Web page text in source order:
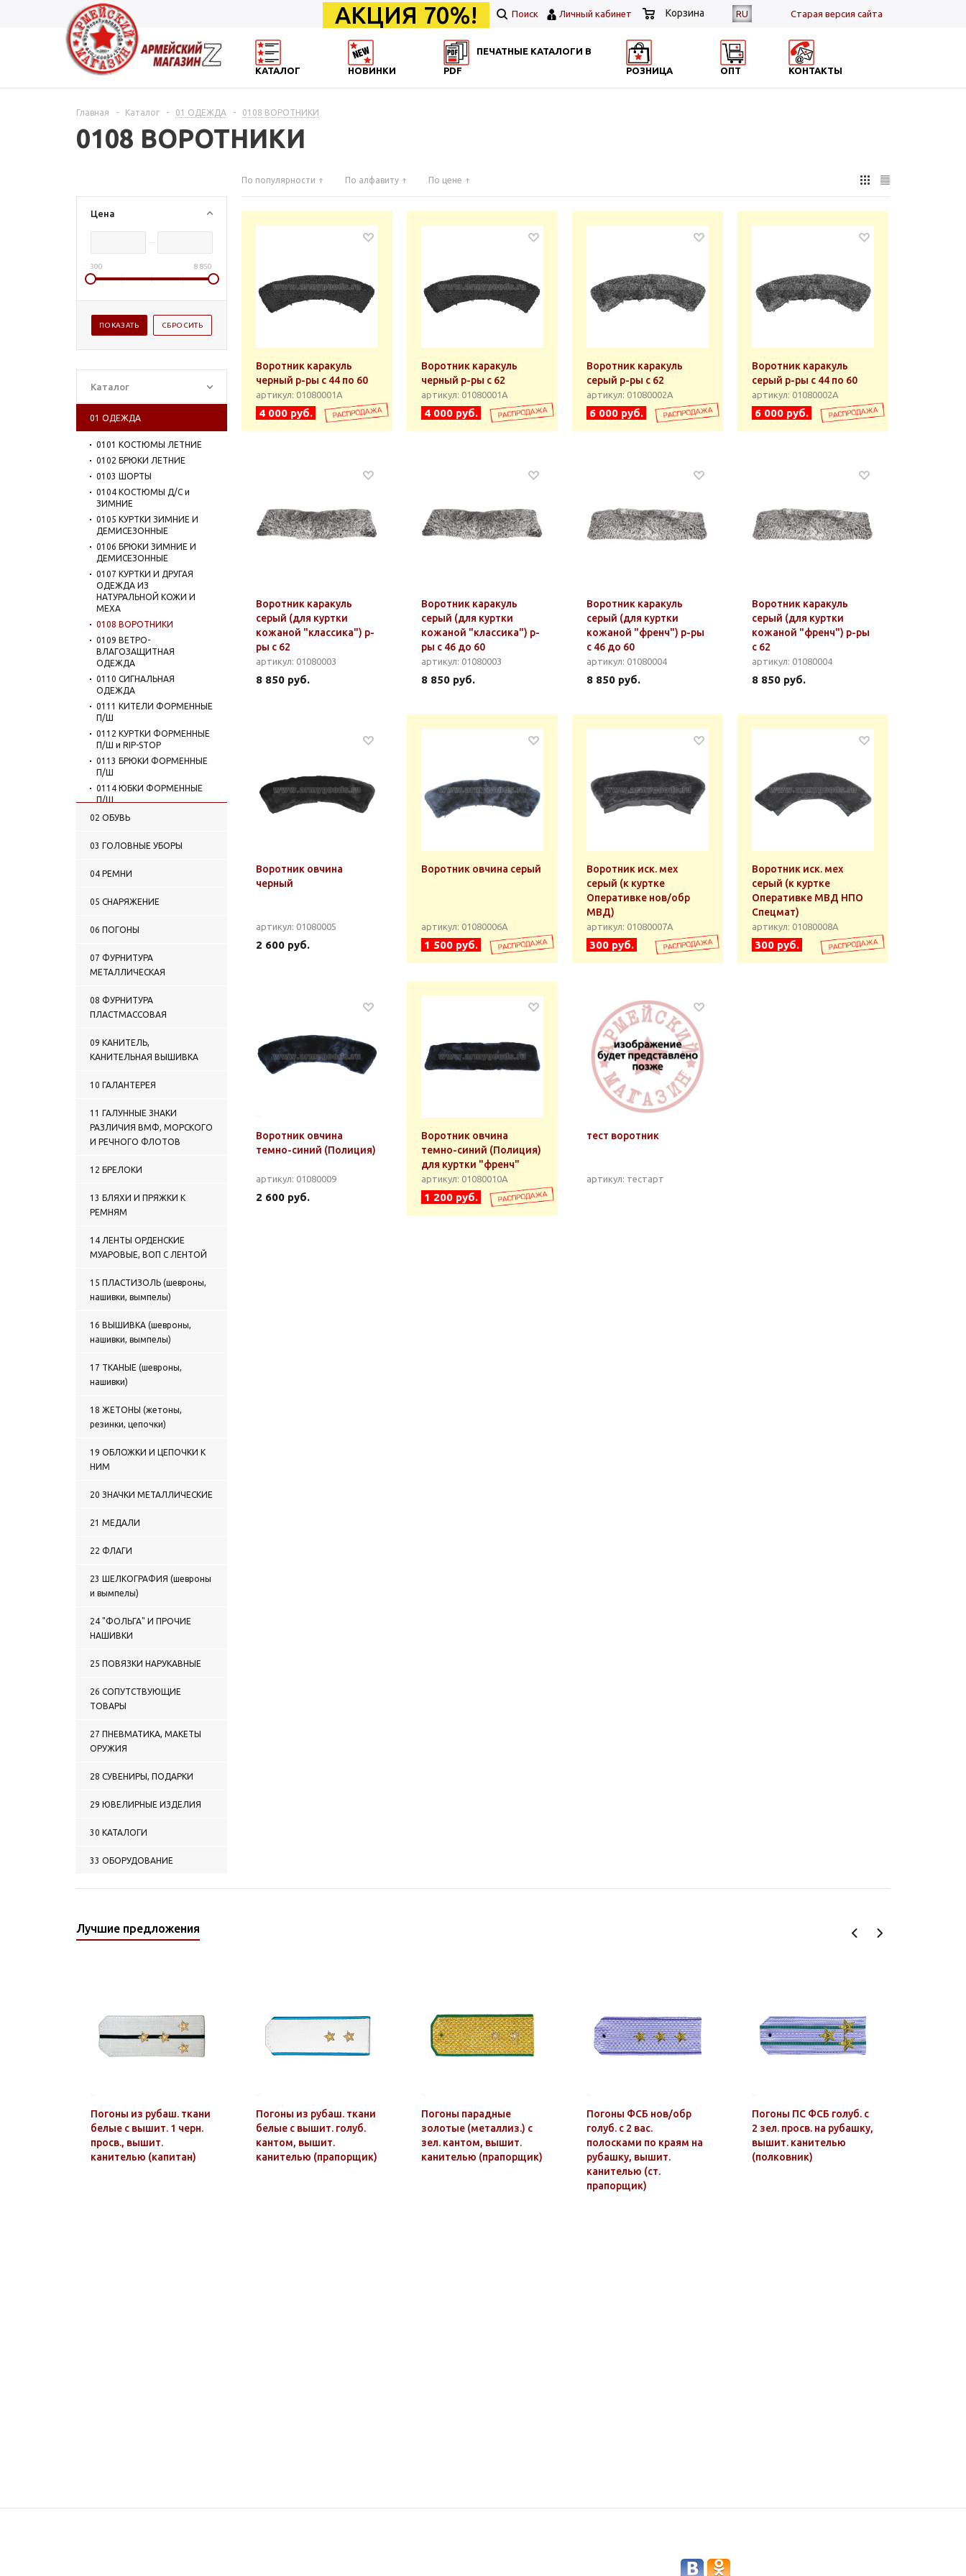
RU Cтарая версия сайта
АКЦИЯ 70%! Поиск Личный кабинет Корзина
КАТАЛОГ НОВИНКИ
ПЕЧАТНЫЕ КАТАЛОГИ В
PDF
РОЗНИЦА ОПТ КОНТАКТЫ
Главная - Каталог - 01 ОДЕЖДА - 0108 ВОРОТНИКИ
0108 ВОРОТНИКИ
Цена
300 8 850
Каталог
01 ОДЕЖДА
0101 КОСТЮМЫ ЛЕТНИЕ
0102 БРЮКИ ЛЕТНИЕ
0103 ШОРТЫ
0104 КОСТЮМЫ Д/С и
ЗИМНИЕ
0105 КУРТКИ ЗИМНИЕ И
ДЕМИСЕЗОННЫЕ
0106 БРЮКИ ЗИМНИЕ И
ДЕМИСЕЗОННЫЕ
0107 КУРТКИ И ДРУГАЯ
ОДЕЖДА ИЗ
НАТУРАЛЬНОЙ КОЖИ И
МЕХА
0108 ВОРОТНИКИ
0109 ВЕТРО-
ВЛАГОЗАЩИТНАЯ
ОДЕЖДА
0110 СИГНАЛЬНАЯ
ОДЕЖДА
0111 КИТЕЛИ ФОРМЕННЫЕ
П/Ш
0112 КУРТКИ ФОРМЕННЫЕ
П/Ш и RIP-STOP
0113 БРЮКИ ФОРМЕННЫЕ
П/Ш
0114 ЮБКИ ФОРМЕННЫЕ
П/Ш
0115 КОСТЮМЫ
0116 ПЛАТЬЯ ФОРМЕННЫЕ
РЕКОНСТРУКЦИЙ И
0118 ФОРМЕНКИ
0119 РУБАШКИ МУЖСКИЕ
0121 ГАЛСТУКИ-РЕГАТЫ
ПРОСТЫЕ
ВЫШИТЫЕ
0123 ГАЛСТУКИ-
0124 ГАЛСТУКИ-
САМОВЯЗЫ ФОРМЕННЫЕ С
0125 ГАЛСТУКИ ЖЕНСКИЕ
0128 БЕЛЬЕ ЛЕТНЕЕ
0130 БЕЛЬЕ ЖЕНСКОЕ
КАМУФЛИРОВАННЫЕ и
0133 ТЕЛЬНЯШКИ ЛЕТНИЕ
0134 ФУФАЙКИ ЛЕТНИЕ
РУБАШКИ ПОЛО
0136 ТРУСЫ С ВЫШИТЫМ
0137 МАЙКИ С РИСУНКОМ,
НАНЕСЕННЫМ КРАСКОЙ
С ВЫШИТЫМ РИСУНКОМ
0139 ФУТБОЛКИ С
НАДПИСЬЮ КРАСКОЙ
0140 ФУТБОЛКИ С
ПОЛНОЦВЕТНЫМ
ИЗОБРАЖЕНИЕМ,
0141 ФУТБОЛКИ С
ВЫШИВКОЙ НА ГРУДИ
ВЫШИВКОЙ НА ГРУДИ и НА
0143 БЕЛЬЕ ЗИМНЕЕ
0145 ТЕЛЬНЯШКИ ЗИМНИЕ
0147 СВИТЕРЫ, ЖИЛЕТЫ
ВЯЗАНЫЕ
СПОРТИВНАЯ
0149 ФЛИСОВАЯ ОДЕЖДА
0152 ШАРФЫ ПРОЧИЕ
(ШЕЛК ПОЛИЭФИРНЫЙ)
0157 ПЕРЧАТКИ КОЖАНЫЕ
С ОБРЕЗАННЫМИ
0159 РУКАВИЦЫ КОЖАНЫЕ
0161 РУКАВИЦЫ ПРОЧИЕ
ТОВАРЫ
0163 ТОЛСТОВКИ
02 ОБУВЬ
03 ГОЛОВНЫЕ УБОРЫ
04 РЕМНИ
05 СНАРЯЖЕНИЕ
06 ПОГОНЫ
07 ФУРНИТУРА
МЕТАЛЛИЧЕСКАЯ
08 ФУРНИТУРА
ПЛАСТМАССОВАЯ
09 КАНИТЕЛЬ,
КАНИТЕЛЬНАЯ ВЫШИВКА
10 ГАЛАНТЕРЕЯ
11 ГАЛУННЫЕ ЗНАКИ
РАЗЛИЧИЯ ВМФ, МОРСКОГО
И РЕЧНОГО ФЛОТОВ
12 БРЕЛОКИ
13 БЛЯХИ И ПРЯЖКИ К
РЕМНЯМ
14 ЛЕНТЫ ОРДЕНСКИЕ
МУАРОВЫЕ, ВОП С ЛЕНТОЙ
15 ПЛАСТИЗОЛЬ (шевроны,
нашивки, вымпелы)
16 ВЫШИВКА (шевроны,
нашивки, вымпелы)
17 ТКАНЫЕ (шевроны,
нашивки)
18 ЖЕТОНЫ (жетоны,
резинки, цепочки)
19 ОБЛОЖКИ И ЦЕПОЧКИ К
НИМ
20 ЗНАЧКИ МЕТАЛЛИЧЕСКИЕ
21 МЕДАЛИ
22 ФЛАГИ
23 ШЕЛКОГРАФИЯ (шевроны
и вымпелы)
24 "ФОЛЬГА" И ПРОЧИЕ
НАШИВКИ
25 ПОВЯЗКИ НАРУКАВНЫЕ
26 СОПУТСТВУЮЩИЕ
ТОВАРЫ
27 ПНЕВМАТИКА, МАКЕТЫ
ОРУЖИЯ
28 СУВЕНИРЫ, ПОДАРКИ
29 ЮВЕЛИРНЫЕ ИЗДЕЛИЯ
30 КАТАЛОГИ
33 ОБОРУДОВАНИЕ
По популярности По алфавиту По цене
Воротник каракуль
черный р-ры с 44 по 60
артикул: 01080001А
4 000 руб.
Воротник каракуль
черный р-ры с 62
артикул: 01080001А
4 000 руб.
Воротник каракуль
серый р-ры с 62
артикул: 01080002А
6 000 руб.
Воротник каракуль
серый р-ры с 44 по 60
артикул: 01080002А
6 000 руб.
Воротник каракуль
серый (для куртки
кожаной "классика") р-
ры с 62
артикул: 01080003
8 850 руб.
Воротник каракуль
серый (для куртки
кожаной "классика") р-
ры с 46 до 60
артикул: 01080003
8 850 руб.
Воротник каракуль
серый (для куртки
кожаной "френч") р-ры
с 46 до 60
артикул: 01080004
8 850 руб.
Воротник каракуль
серый (для куртки
кожаной "френч") р-ры
с 62
артикул: 01080004
8 850 руб.
Воротник овчина
черный
артикул: 01080005
2 600 руб.
Воротник овчина серый
артикул: 01080006А
1 500 руб.
Воротник иск. мех
серый (к куртке
Оперативке нов/обр
МВД)
артикул: 01080007А
300 руб.
Воротник иск. мех
серый (к куртке
Оперативке МВД НПО
Спецмат)
артикул: 01080008А
300 руб.
Воротник овчина
темно-синий (Полиция)
артикул: 01080009
2 600 руб.
Воротник овчина
темно-синий (Полиция)
для куртки "френч"
артикул: 01080010А
1 200 руб.
тест воротник
артикул: тестарт
Лучшие предложения
Погоны из рубаш. ткани
белые с вышит. 1 черн.
просв., вышит.
канителью (капитан)
Погоны из рубаш. ткани
белые с вышит. голуб.
кантом, вышит.
канителью (прапорщик)
Погоны парадные
золотые (металлиз.) с
зел. кантом, вышит.
канителью (прапорщик)
Погоны ФСБ нов/обр
голуб. с 2 вас.
полосками по краям на
рубашку, вышит.
канителью (ст.
прапорщик)
Погоны ПС ФСБ голуб. с
2 зел. просв. на рубашку,
вышит. канителью
(полковник)